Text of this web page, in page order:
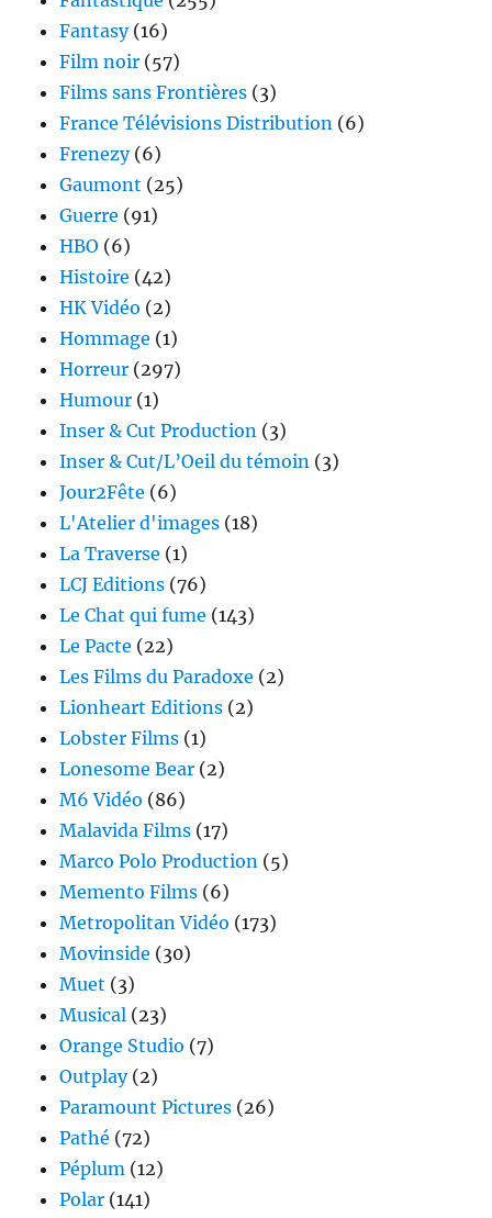
Fantasy(16)
Film noir (57)
Films sans Frontières (3)
France Télévisions Distribution (6)
Frenezy(6)
Gaumont (25)
Guerre (91)
HBO (6)
Histoire (42)
HK Vidéo (2)
Hommage (1)
Horreur (297)
Humour (1)
Inser & Cut Production (3)
Inser & Cut/L’Oeil du témoin (3)
Jour2Fête (6)
L'Atelier d'images (18)
La Traverse (1)
LCJ Editions (76)
Le Chat qui fume (143)
Le Pacte (22)
Les Films du Paradoxe (2)
Lionheart Editions (2)
Lobster Films (1)
Lonesome Bear (2)
M6 Vidéo (86)
Malavida Films (17)
Marco Polo Production (5)
Memento Films (6)
Metropolitan Vidéo (173)
Movinside (30)
Muet (3)
Musical (23)
Orange Studio (7)
Outplay(2)
Paramount Pictures (26)
Pathé (72)
Péplum (12)
Polar (141)